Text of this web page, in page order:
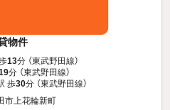
物件
13分 （東武野田線）
分 （東武野田線）
歩30分 （東武野田線）
市上花輪新町